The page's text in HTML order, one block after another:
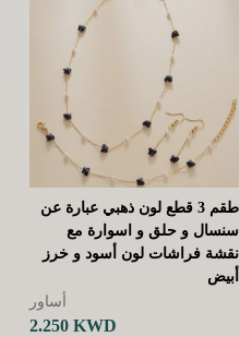
طقم 3 قطع لون ذهبي عبارة عن
سنسال و حلق و اسوارة مع
نقشة فراشات لون أسود و خرز
أبيض
أساور
2.250 KWD